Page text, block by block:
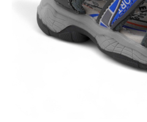
данныхипубличной
100 ₽100 ₽